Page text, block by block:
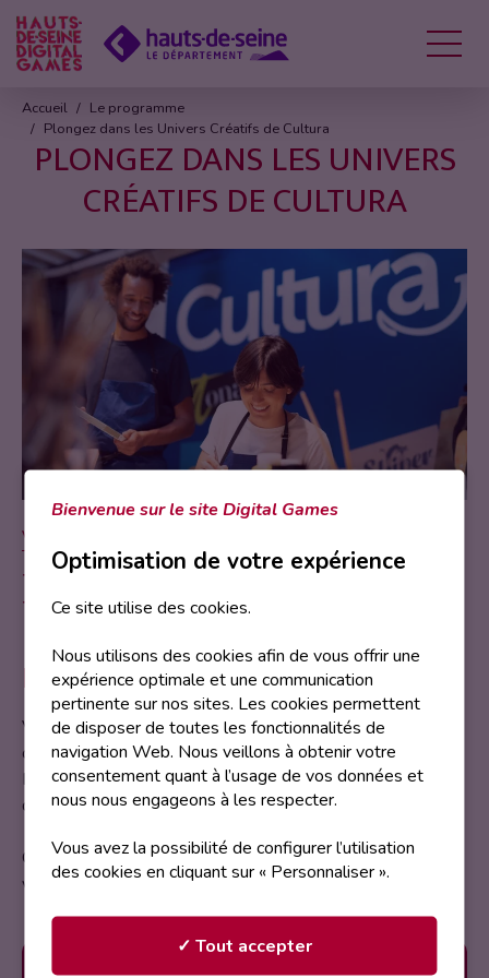
Accueil
Le programme
Plongez dans les Univers Créatifs de Cultura
PLONGEZ DANS LES UNIVERS
CRÉATIFS DE CULTURA
VENTE DE PRODUITS - MERCH
Vendredi 4 avril 2025
Samedi 5 avril 2025
Description
Venez découvrir les univers fascinants deCultura
où la créativité et la culture se rencontrent!
Explorez des mondes variés à travers leur sélection
d’objets culturels et artistiques.
Que vous soyez passionné d’art, de lecture ou de jeux
vidéo, il y en a pour tous les goûts et toutes les envies !
Bienvenue sur le site Digital Games
Optimisation de votre expérience
Ce site utilise des cookies.
Nous utilisons des cookies afin de vous offrir une
expérience optimale et une communication
pertinente sur nos sites. Les cookies permettent
de disposer de toutes les fonctionnalités de
navigation Web. Nous veillons à obtenir votre
consentement quant à l’usage de vos données et
nous nous engageons à les respecter.
Vous avez la possibilité de configurer l’utilisation
des cookies en cliquant sur « Personnaliser ».
✓ Tout accepter